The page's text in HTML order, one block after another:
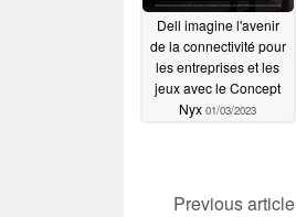
Dell imagine l'avenir
de la connectivité pour
les entreprises et les
jeux avec le Concept
Nyx 01/03/2023
Previous article